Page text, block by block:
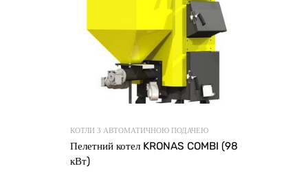
КОТЛИ З АВТОМАТИЧНОЮ ПОДАЧЕЮ
Пелетний котел KRONAS COMBI (98
кВт)